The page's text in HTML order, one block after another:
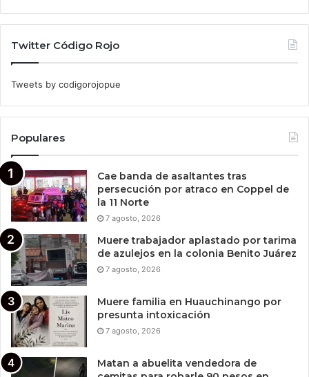
Twitter Código Rojo
Tweets by codigorojopue
Populares
Cae banda de asaltantes tras
persecución por atraco en Coppel de
la 11 Norte
7 agosto, 2026
Muere trabajador aplastado por tarima
de azulejos en la colonia Benito Juárez
7 agosto, 2026
Muere familia en Huauchinango por
presunta intoxicación
7 agosto, 2026
Matan a abuelita vendedora de